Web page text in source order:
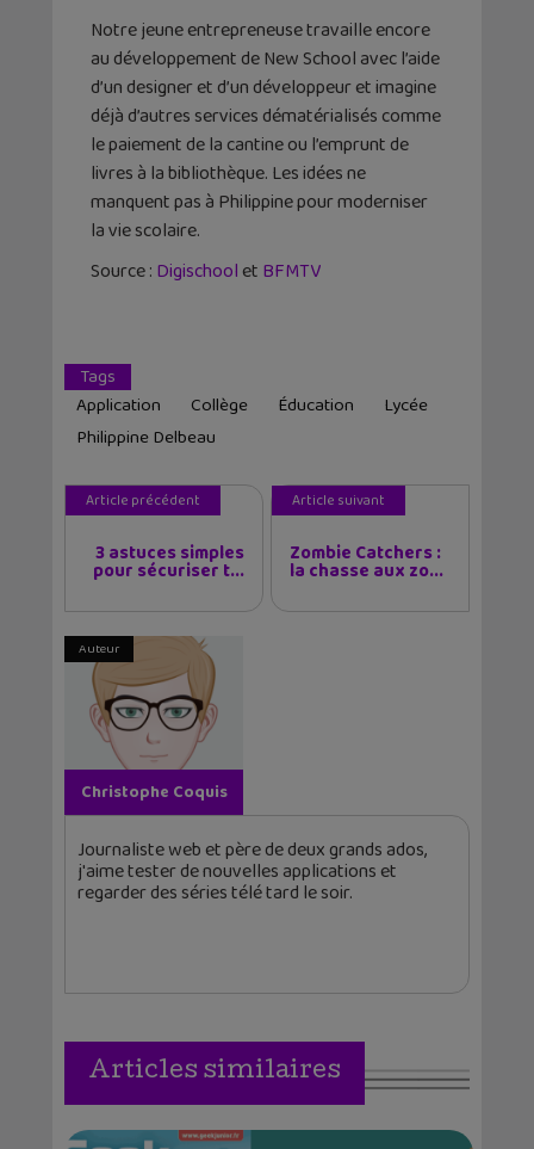
Notre jeune entrepreneuse travaille encore
au développement de New School avec l’aide
d’un designer et d’un développeur et imagine
déjà d’autres services dématérialisés comme
le paiement de la cantine ou l’emprunt de
livres à la bibliothèque. Les idées ne
manquent pas à Philippine pour moderniser
la vie scolaire.
Source : Digischool et BFMTV
Tags
Application
Collège Éducation
Lycée
Philippine Delbeau
Article précédent
3 astuces simples
pour sécuriser t...
Article suivant
Zombie Catchers :
la chasse aux zo...
Auteur
Christophe Coquis
Journaliste web et père de deux grands ados,
j'aime tester de nouvelles applications et
regarder des séries télé tard le soir.
Articles similaires